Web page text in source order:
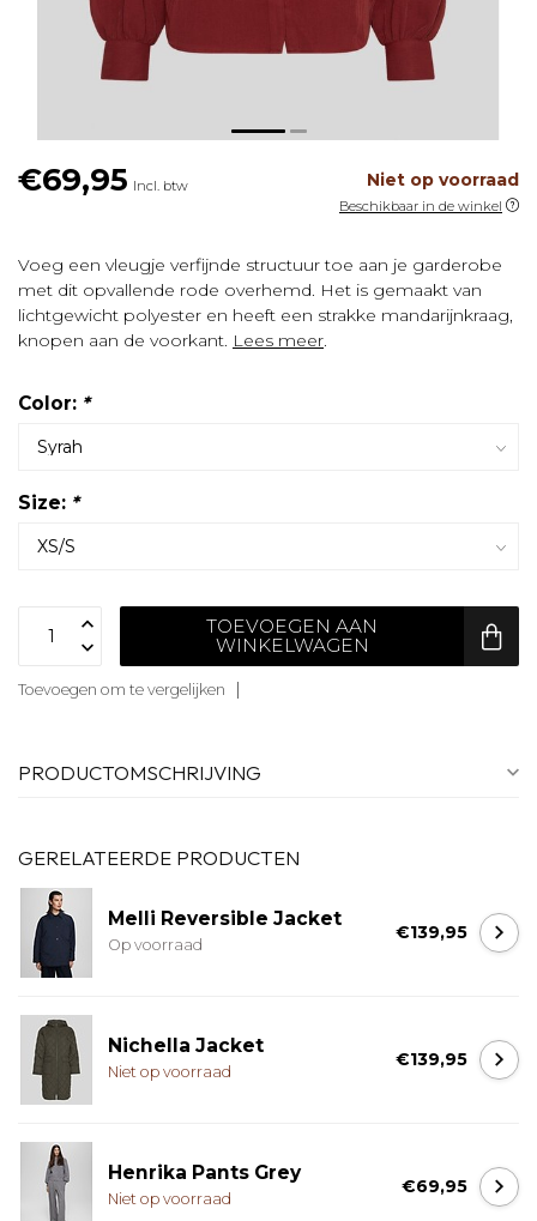
€69,95 Incl. btw Niet op voorraad
Beschikbaar in de winkel
Voeg een vleugje verfijnde structuur toe aan je garderobe
met dit opvallende rode overhemd. Het is gemaakt van
lichtgewicht polyester en heeft een strakke mandarijnkraag,
knopen aan de voorkant. Lees meer.
Color: *
Size: *
TOEVOEGEN AAN
WINKELWAGEN
Toevoegen om te vergelijken
PRODUCTOMSCHRIJVING
GERELATEERDE PRODUCTEN
Melli Reversible Jacket
Op voorraad
€139,95
Nichella Jacket
Niet op voorraad
€139,95
Henrika Pants Grey
Niet op voorraad
€69,95